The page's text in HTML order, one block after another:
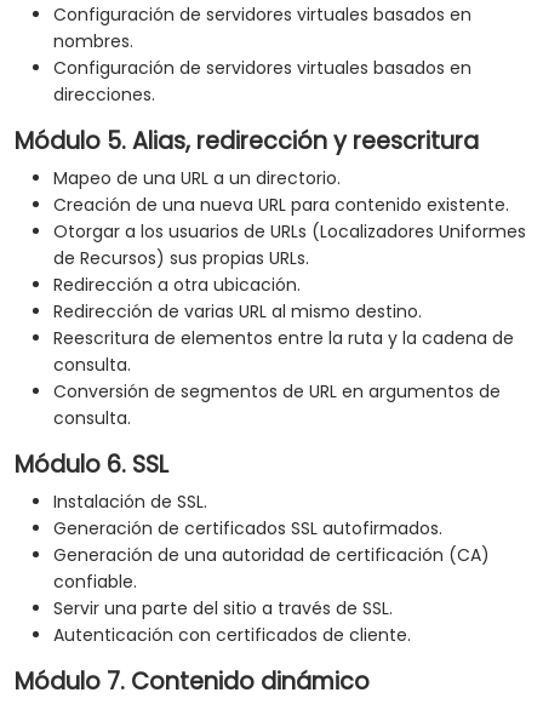
Configuración de servidores virtuales basados en
nombres.
Configuración de servidores virtuales basados en
direcciones.
Módulo 5. Alias, redirección y reescritura
Mapeo de una URL a un directorio.
Creación de una nueva URL para contenido existente.
Otorgar a los usuarios de URLs (Localizadores Uniformes
de Recursos) sus propias URLs.
Redirección a otra ubicación.
Redirección de varias URL al mismo destino.
Reescritura de elementos entre la ruta y la cadena de
consulta.
Conversión de segmentos de URL en argumentos de
consulta.
Módulo 6. SSL
Instalación de SSL.
Generación de certificados SSL autofirmados.
Generación de una autoridad de certificación (CA)
confiable.
Servir una parte del sitio a través de SSL.
Autenticación con certificados de cliente.
Módulo 7. Contenido dinámico